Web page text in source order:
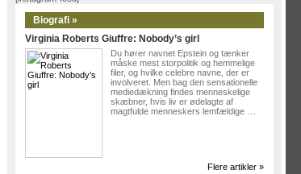
Biografi »
Virginia Roberts Giuffre: Nobody’s girl
Du hører navnet Epstein og tænker
måske mest storpolitik og hemmelige
filer, og hvilke celebre navne, der er
involveret. Men bag den sensationelle
mediedækning findes menneskelige
skæbner, hvis liv er ødelagte af
magtfulde menneskers lemfældige …
Flere artikler »